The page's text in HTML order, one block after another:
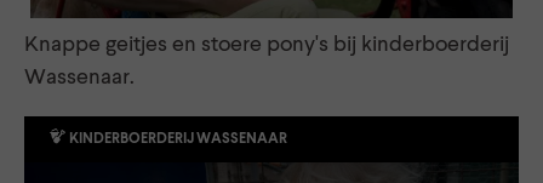
Knappe geitjes en stoere pony's bij kinderboerderij
Wassenaar.
KINDERBOERDERIJ WASSENAAR